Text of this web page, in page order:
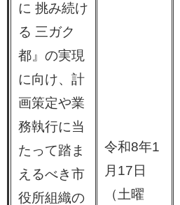
に 挑み続け
る 三ガク
都』の実現
に向け、計
画策定や業
務執行に当
たって踏ま
えるべき市
役所組織の
令和8年1
月17日
（土曜